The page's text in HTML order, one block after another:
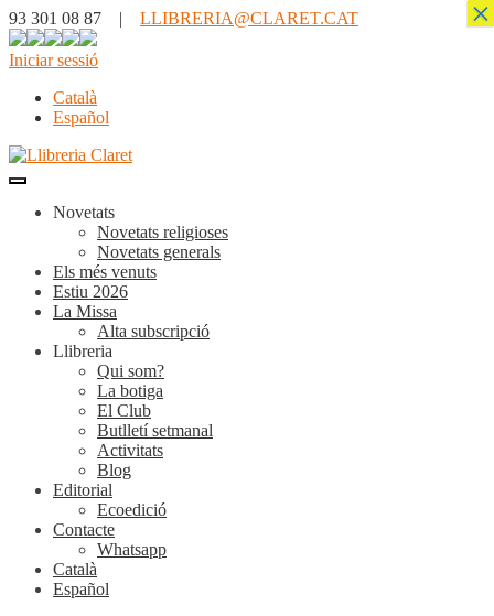
93 301 08 87 | LLIBRERIA@CLARET.CAT
Iniciar sessió
Català
Español
Novetats
Novetats religioses
Novetats generals
Els més venuts
Estiu 2026
La Missa
Alta subscripció
Llibreria
Qui som?
La botiga
El Club
Butlletí setmanal
Activitats
Blog
Editorial
Ecoedició
Contacte
Whatsapp
Català
Español
×